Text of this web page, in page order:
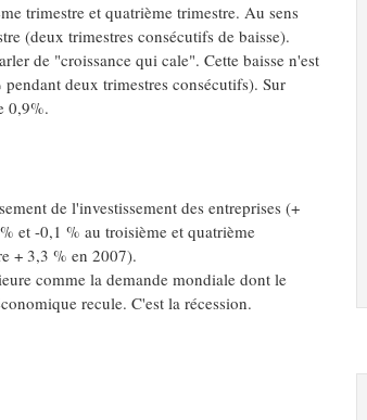
trimestre et quatrième trimestre. Au sens
(deux trimestres consécutifs de baisse).
de "croissance qui cale". Cette baisse n'est
deux trimestres consécutifs). Sur
0,9%.
de l'investissement des entreprises (+
et -0,1 % au troisième et quatrième
+ 3,3 % en 2007).
comme la demande mondiale dont le
recule. C'est la récession.